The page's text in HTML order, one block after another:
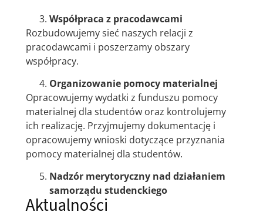
Współpraca z pracodawcami
Rozbudowujemy sieć naszych relacji z
pracodawcami i poszerzamy obszary
współpracy.
Organizowanie pomocy materialnej
Opracowujemy wydatki z funduszu pomocy
materialnej dla studentów oraz kontrolujemy
ich realizację. Przyjmujemy dokumentację i
opracowujemy wnioski dotyczące przyznania
pomocy materialnej dla studentów.
Nadzór merytoryczny nad działaniem
samorządu studenckiego
Aktualności